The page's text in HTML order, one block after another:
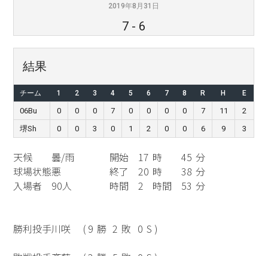
2019年8月31日
7 - 6
結果
チーム 1 2 3 4 5 6 7 8 R H E
06Bu 0 0 0 7 0 0 0 0 7 11
2
堺Sh
0 0 3 0 1 2 0 0 6 9 3
天候
曇/雨
球場状態悪
入場者
90人
開始 17 時 45 分
終了
20 時 38 分
時間
2 時間 53 分
勝利投手川咲 ( 9 勝 2 敗 0 S )